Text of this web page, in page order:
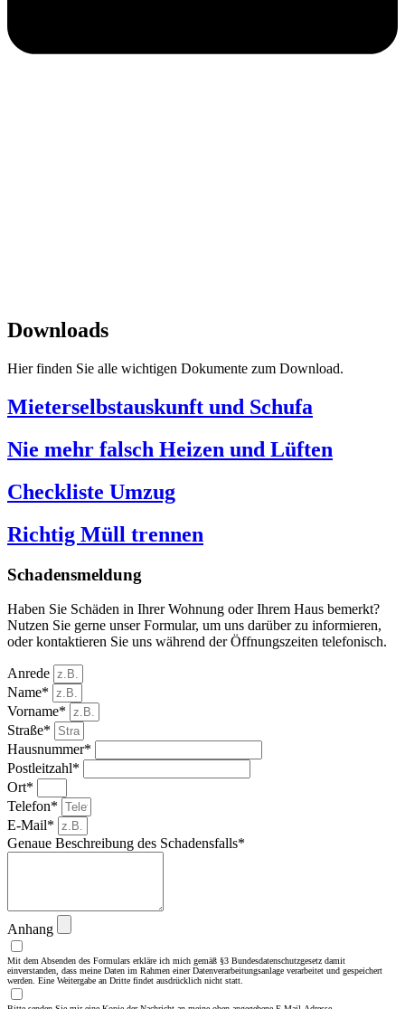
Downloads
Hier finden Sie alle wichtigen Dokumente zum Download.
Mieterselbstauskunft und Schufa
Nie mehr falsch Heizen und Lüften
Checkliste Umzug
Richtig Müll trennen
Schadensmeldung
Haben Sie Schäden in Ihrer Wohnung oder Ihrem Haus bemerkt?
Nutzen Sie gerne unser Formular, um uns darüber zu informieren,
oder kontaktieren Sie uns während der Öffnungszeiten telefonisch.
Anrede
Name*
Vorname*
Straße*
Hausnummer*
Postleitzahl*
Ort*
Telefon*
E-Mail*
Genaue Beschreibung des Schadensfalls*
Anhang
Mit dem Absenden des Formulars erkläre ich mich gemäß §3 Bundesdatenschutzgesetz damit
einverstanden, dass meine Daten im Rahmen einer Datenverarbeitungsanlage verarbeitet und gespeichert
werden. Eine Weitergabe an Dritte findet ausdrücklich nicht statt.